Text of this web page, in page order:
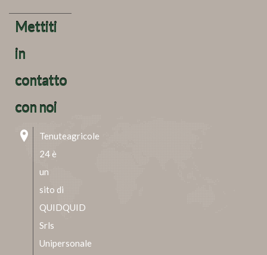
Mettiti
in
contatto
con noi
Tenuteagricole
24 è
un
sito di
QUIDQUID
Srls
Unipersonale